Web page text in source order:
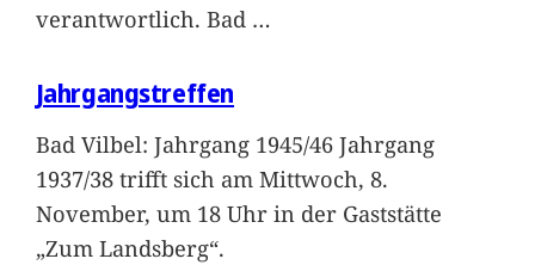
verantwortlich. Bad …
Jahrgangstreffen
Bad Vilbel: Jahrgang 1945/46 Jahrgang
1937/38 trifft sich am Mittwoch, 8.
November, um 18 Uhr in der Gaststätte
„Zum Landsberg“.